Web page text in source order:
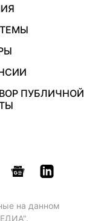
ПУБЛИЧНОЙ
на данном